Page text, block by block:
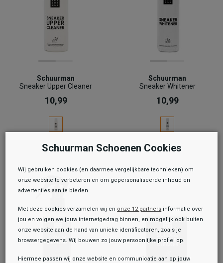
Schuurman
Sneaker Upper Cleaner
10,99
Schuurman
Sneaker Whitener
10,99
Schuurman Schoenen Cookies
Wij gebruiken cookies (en daarmee vergelijkbare technieken) om
onze website te verbeteren en om gepersonaliseerde inhoud en
advertenties aan te bieden.
Met deze cookies verzamelen wij en onze 12 partners informatie over
jou en volgen we jouw internetgedrag binnen, en mogelijk ook buiten
onze website aan de hand van unieke identificatoren, zoals je
browsergegevens. Wij bouwen zo jouw persoonlijke profiel op.
Hiermee passen wij onze website en communicatie aan op jouw